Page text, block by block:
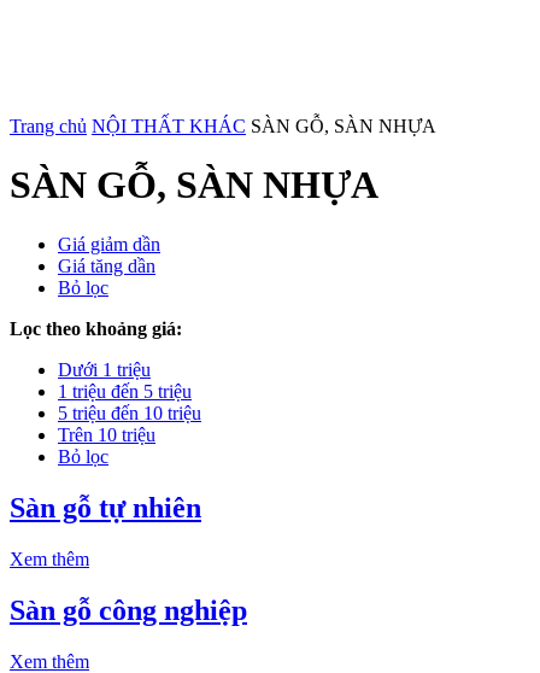
Trang chủ NỘI THẤT KHÁC SÀN GỖ, SÀN NHỰA
SÀN GỖ, SÀN NHỰA
Giá giảm dần
Giá tăng dần
Bỏ lọc
Lọc theo khoảng giá:
Dưới 1 triệu
1 triệu đến 5 triệu
5 triệu đến 10 triệu
Trên 10 triệu
Bỏ lọc
Sàn gỗ tự nhiên
Xem thêm
Sàn gỗ công nghiệp
Xem thêm